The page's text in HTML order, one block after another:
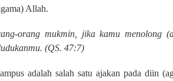
Allah.
orang mukmin, jika kamu menolong
(QS. 47:7)
adalah salah satu ajakan pada diin